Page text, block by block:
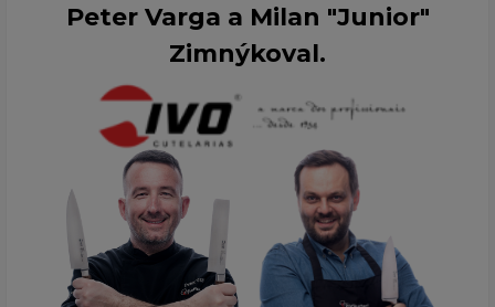
Peter Varga a Milan "Junior"
Zimnýkoval.